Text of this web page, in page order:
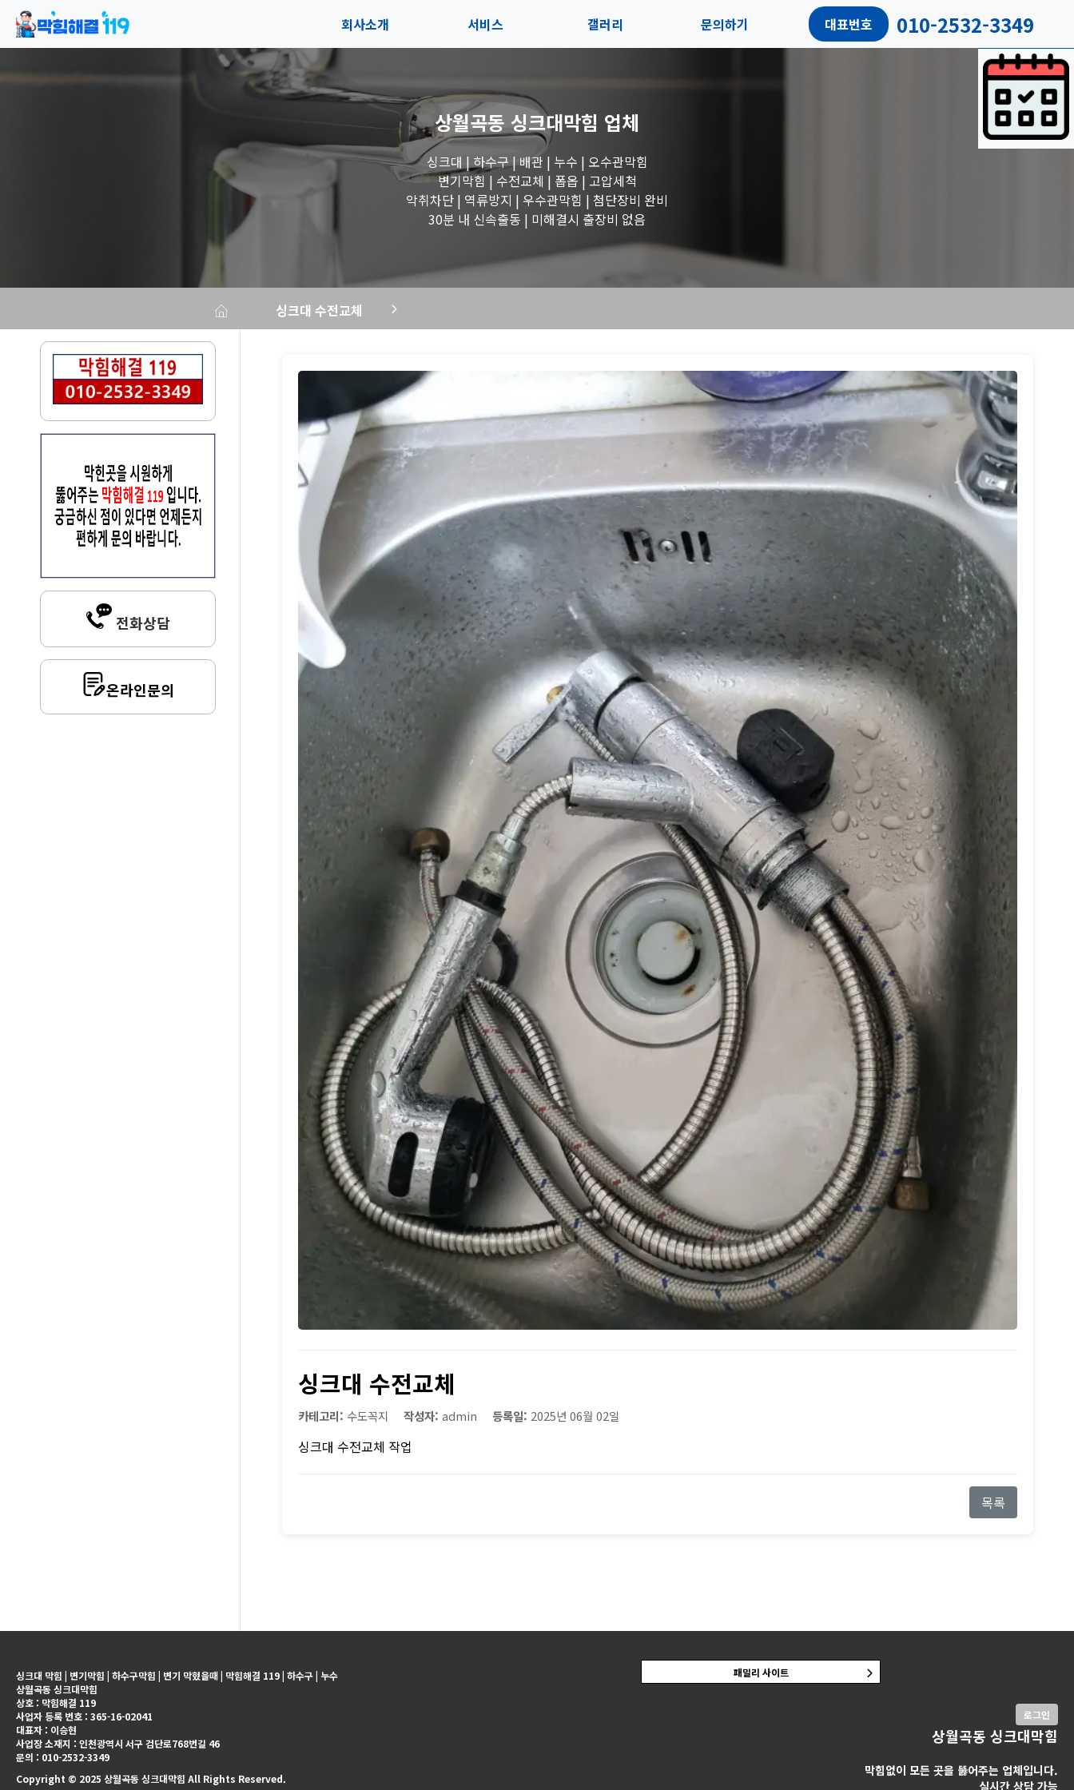
회사소개
오시는길
서비스
블로그
갤러리
수도꼭지 작업
세면대 작업
변기 작업
문의하기 대표번호 010-2532-3349
상월곡동 싱크대막힘 업체
싱크대 | 하수구 | 배관 | 누수 | 오수관막힘
변기막힘 | 수전교체 | 폽옵 | 고압세척
악취차단 | 역류방지 | 우수관막힘 | 첨단장비 완비
30분 내 신속출동 | 미해결시 출장비 없음
싱크대 수전교체
전화상담
온라인문의
싱크대 수전교체
카테고리: 수도꼭지 작성자: admin 등록일: 2025년 06월 02일
싱크대 수전교체 작업
목록
싱크대 막힘 | 변기막힘 | 하수구막힘 | 변기 막혔을때 | 막힘해결 119 | 하수구 | 누수
상월곡동 싱크대막힘
상호 : 막힘해결 119
사업자 등록 번호 : 365-16-02041
대표자 : 이승현
사업장 소재지 : 인천광역시 서구 검단로768번길 46
문의 : 010-2532-3349
Copyright © 2025 상월곡동 싱크대막힘 All Rights Reserved.
로그인
상월곡동 싱크대막힘
막힘없이 모든 곳을 뚫어주는 업체입니다.
실시간 상담 가능
패밀리 사이트